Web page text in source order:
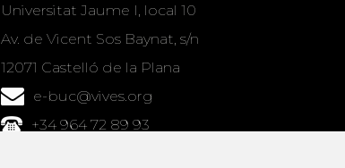
Universitat Jaume I, local 10
Av. de Vicent Sos Baynat, s/n
12071 Castelló de la Plana
e-buc@vives.org
+34 964 72 89 93